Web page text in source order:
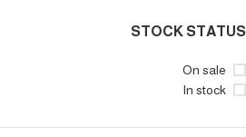
STOCK STATUS
On sale
In stock